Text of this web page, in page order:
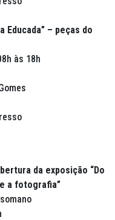
Educada” – peças do
às 18h
da exposição “Do
a fotografia”